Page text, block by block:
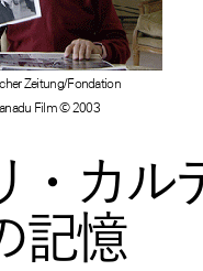
Zeitung/Fondation
Film © 2003
・カル
記憶